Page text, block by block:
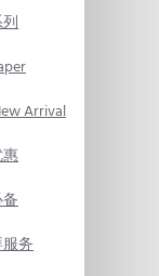
Arrival
务